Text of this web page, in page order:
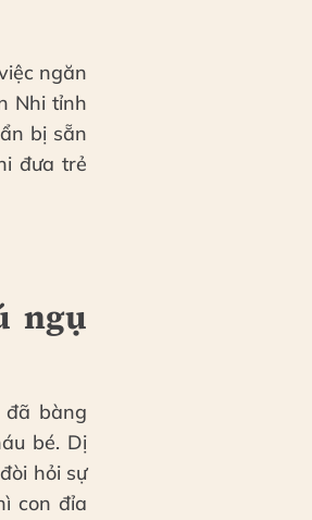
ngăn
Nhi tỉnh
bị sẵn
đưa trẻ
ngụ
bàng
bé. Dị
hỏi sự
con đỉa